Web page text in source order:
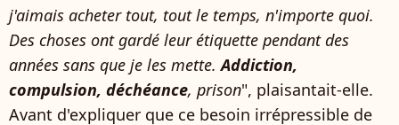
j'aimais acheter tout, tout le temps, n'importe quoi.
Des choses ont gardé leur étiquette pendant des
années sans que je les mette.Addiction,
compulsion, déchéance, prison", plaisantait-elle.
Avant d'expliquer que ce besoin irrépressible de